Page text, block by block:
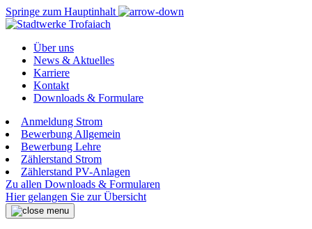
Springe zum Hauptinhalt
Über uns
News & Aktuelles
Karriere
Kontakt
Downloads & Formulare
Anmeldung Strom
Bewerbung Allgemein
Bewerbung Lehre
Zählerstand Strom
Zählerstand PV-Anlagen
Zu allen Downloads & Formularen
Hier gelangen Sie zur Übersicht